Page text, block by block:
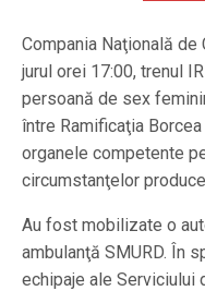
Compania Naţională de
jurul orei 17:00, trenul
persoană de sex
între Ramificaţia
organele competente
circumstanţelor
Au fost mobilizate o
ambulanţă SMURD. În
echipaje ale Serviciului